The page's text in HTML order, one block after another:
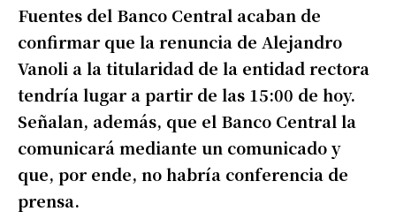
Fuentes del Banco Central acaban de
confirmar que la renuncia de Alejandro
Vanoli a la titularidad de la entidad rectora
tendría lugar a partir de las 15:00 de hoy.
Señalan, además, que el Banco Central la
comunicará mediante un comunicado y
que, por ende, no habría conferencia de
prensa.